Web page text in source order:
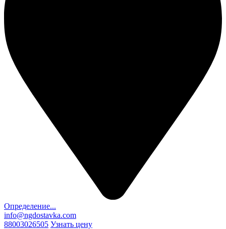
Определение...
info@ngdostavka.com
88003026505 Узнать цену